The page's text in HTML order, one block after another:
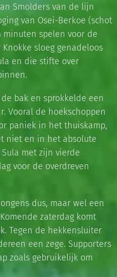
Smolders van de lijn
van Osei-Berkoe (schot
minuten spelen voor de
sloeg genadeloos
en die stifte over
bak en sprokkelde een
Vooral de hoekschoppen
paniek in het thuiskamp,
niet en in het absolute
met zijn vierde
voor de overdreven
dus, maar wel een
zaterdag komt
Tegen de hekkensluiter
een zege. Supporters
zoals gebruikelijk om